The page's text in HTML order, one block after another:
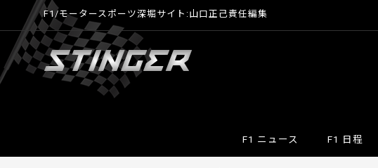
F1/モータースポーツ深堀サイト:山口正己責任編集
F1 ニュース F1 日程